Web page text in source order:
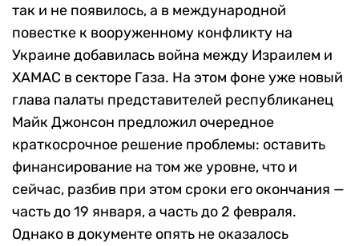
так и не появилось, а в международной
повестке к вооруженному конфликту на
Украине добавилась война между Израилем и
ХАМАС в секторе Газа. На этом фоне уже новый
глава палаты представителей республиканец
Майк Джонсон предложил очередное
краткосрочное решение проблемы: оставить
финансирование на том же уровне, что и
сейчас, разбив при этом сроки его окончания —
часть до 19 января, а часть до 2 февраля.
Однако в документе опять не оказалось